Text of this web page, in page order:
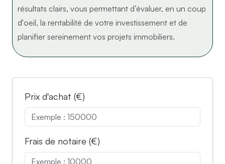
résultats clairs, vous permettant d’évaluer, en un coup
d'oeil, la rentabilité de votre investissement et de
planifier sereinement vos projets immobiliers.
Prix d'achat (€)
Frais de notaire (€)